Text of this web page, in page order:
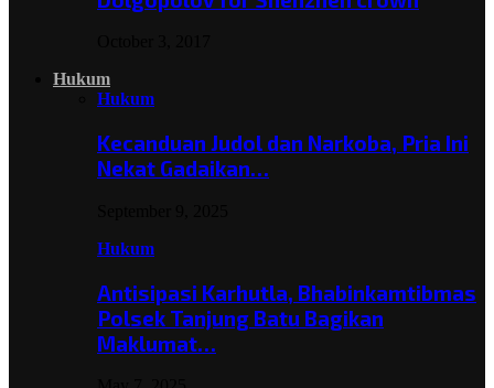
Hukum
Hukum
Kecanduan Judol dan Narkoba, Pria Ini
Nekat Gadaikan…
Hukum
Antisipasi Karhutla, Bhabinkamtibmas
Polsek Tanjung Batu Bagikan
Maklumat…